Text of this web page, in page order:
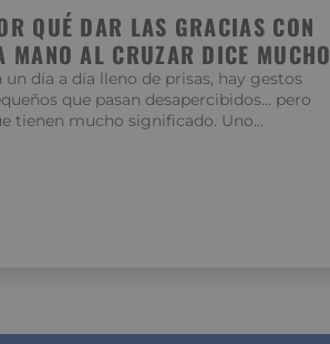
QUÉ DAR LAS GRACIAS CON
MANO AL CRUZAR DICE MUCHO
un día a día lleno de prisas, hay gestos
que pasan desapercibidos… pero
tienen mucho significado. Uno…